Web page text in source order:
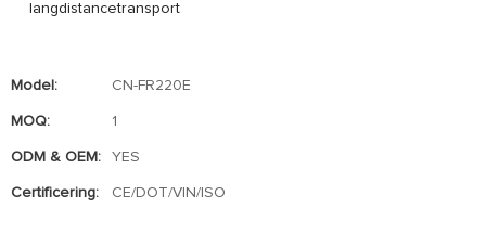
langdistancetransport
Model: CN-FR220E
MOQ: 1
ODM & OEM: YES
Certificering: CE/DOT/VIN/ISO